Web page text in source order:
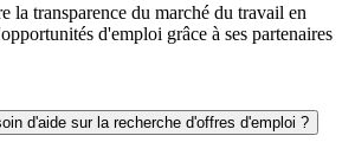
la transparence du marché du travail en
d'emploi grâce à ses partenaires
d'aide sur la recherche d'offres d'emploi ?